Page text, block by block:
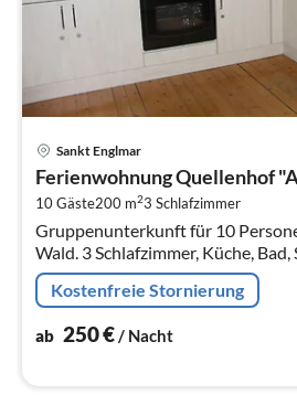
Sankt Englmar
Ferienwohnung Quellenhof
10 Gäste200 m23 Schlafzimmer
Gruppenunterkunft für 10
Wald. 3 Schlafzimmer, Küche, Bad,
Gemeinschaftsraum
Kostenfreie Stornierung
ab 250€/ Nacht